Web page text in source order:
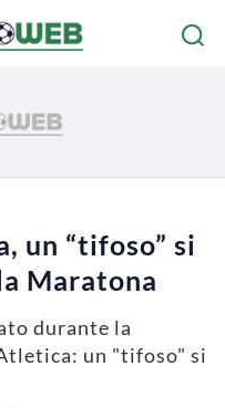
un “tifoso” si
Maratona
durante la
un "tifoso" si